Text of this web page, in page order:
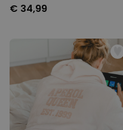
€ 34,99